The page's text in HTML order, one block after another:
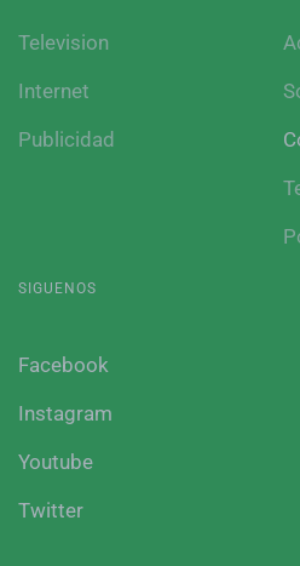
Television
Internet
Publicidad
SIGUENOS
Facebook
Instagram
Youtube
Twitter